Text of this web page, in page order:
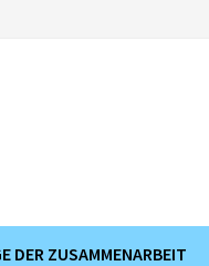
DER ZUSAMMENARBEIT